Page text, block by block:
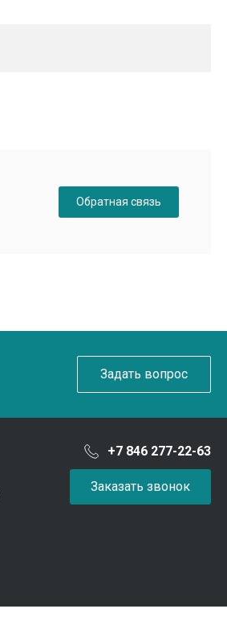
Обратная связь
Задать вопрос
+7 846 277-22-63
Заказать звонок